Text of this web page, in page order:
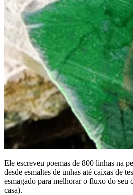
Ele escreveu poemas de 800 linhas na
desde esmaltes de unhas até caixas de
esmagado para melhorar o fluxo do seu
casa).